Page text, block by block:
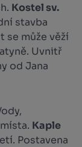
Kostel sv.
stavba
se může věží
Uvnitř
od Jana
Kaple
Postavena